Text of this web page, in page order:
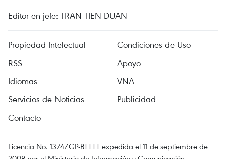
Editor en jefe: TRAN TIEN DUAN
Propiedad Intelectual
Condiciones de Uso
RSS
Apoyo
Idiomas
VNA
Servicios de Noticias
Publicidad
Contacto
Licencia No. 1374/GP-BTTTT expedida el 11 de septiembre de